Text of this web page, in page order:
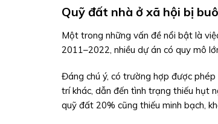
Quỹ đất nhà ở xã hội bị
Một trong những vấn đề nổi bật là
2011–2022, nhiều dự án có quy mô
Đáng chú ý, có trường hợp được
trí khác, dẫn đến tình trạng thiếu hụt
quỹ đất 20% cũng thiếu minh bạch,